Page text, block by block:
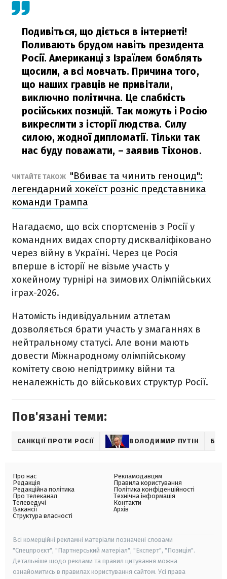
Подивіться, що діється в інтернеті!
Поливають брудом навіть президента
Росії. Американці з Ізраїлем бомблять
щосили, а всі мовчать. Причина того,
що наших гравців не привітали,
виключно політична. Це слабкість
російських позицій. Так можуть і Росію
викреслити з історії людства. Силу
силою, жодної дипломатії. Тільки так
нас буду поважати, – заявив Тіхонов.
ЧИТАЙТЕ ТАКОЖ "Вбиває та чинить геноцид":
легендарний хокеїст розніс представника
команди Трампа
Нагадаємо, що всіх спортсменів з Росії у
командних видах спорту дискваліфіковано
через війну в Україні. Через це Росія
вперше в історії не візьме участь у
хокейному турнірі на зимових Олімпійських
іграх-2026.
Натомість індивідуальним атлетам
дозволяється брати участь у змаганнях в
нейтральному статусі. Але вони мають
довести Міжнародному олімпійському
комітету свою непідтримку війни та
неналежність до військових структур Росії.
Пов'язані теми:
САНКЦІЇ ПРОТИ РОСІЇ ВОЛОДИМИР ПУТІН
Про нас
Редакція
Редакційна політика
Про телеканал
Телеведучі
Вакансії
Структура власності
Рекламодавцям
Правила користування
Політика конфіденційності
Технічна інформація
Контакти
Архів
Всі комерційні рекламні матеріали позначені словами
"Спецпроєкт", "Партнерський матеріал", "Експерт", "Позиція".
Детальніше щодо реклами та правил цитування можна
ознайомитись в правилах користування сайтом. Усі права